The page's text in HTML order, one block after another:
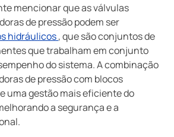
mencionar que as válvulas
de pressão podem ser
hidráulicos, que são conjuntos de
que trabalham em conjunto
do sistema. A combinação
de pressão com blocos
uma gestão mais eficiente do
a segurança e a